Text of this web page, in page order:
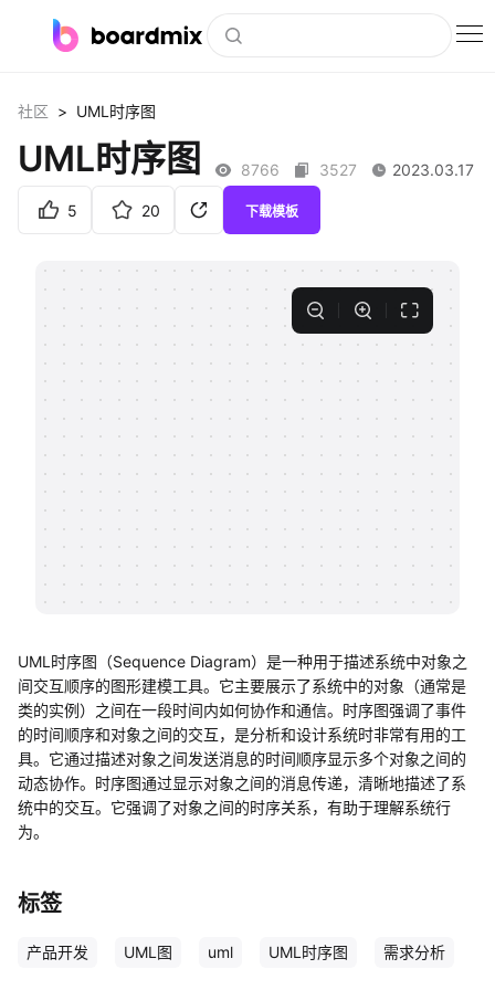
社区资源
企业服务
客户案例
支持
帮助中心
知识分享社区
社区 > UML时序图
UML时序图 8766 3527 2023.03.17
5 20 下载模板
UML时序图（Sequence Diagram）是一种用于描述系统中对象之
间交互顺序的图形建模工具。它主要展示了系统中的对象（通常是
类的实例）之间在一段时间内如何协作和通信。时序图强调了事件
的时间顺序和对象之间的交互，是分析和设计系统时非常有用的工
具。它通过描述对象之间发送消息的时间顺序显示多个对象之间的
动态协作。时序图通过显示对象之间的消息传递，清晰地描述了系
统中的交互。它强调了对象之间的时序关系，有助于理解系统行
为。
标签
产品开发 UML图 uml UML时序图 需求分析